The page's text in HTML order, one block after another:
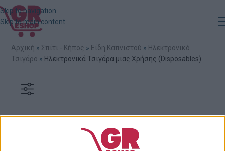
Skip to navigation
Skip to main content
Αρχική » Σπίτι - Κήπος » Είδη Καπνιστού » Ηλεκτρονικό
Τσιγάρο » Ηλεκτρονικά Τσιγάρα μιας Χρήσης (Disposables)